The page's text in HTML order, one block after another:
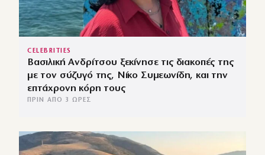
CELEBRITIES
Βασιλική Ανδρίτσου ξεκίνησε τις διακοπές της
με τον σύζυγό της, Νίκο Συμεωνίδη, και την
επτάχρονη κόρη τους
ΠΡΙΝ ΑΠΌ 3 ΏΡΕΣ